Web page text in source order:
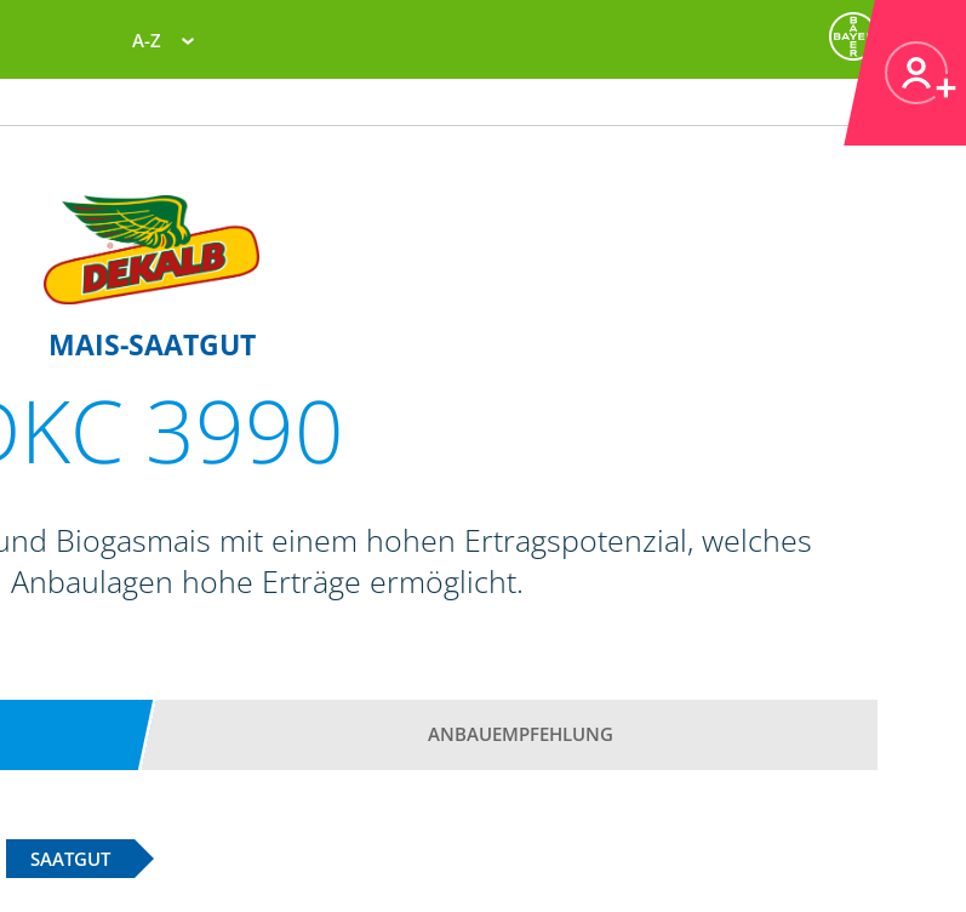
A-Z
MAIS-SAATGUT
3990
Biogasmais mit einem hohen Ertragspotenzial, welches
hohe Erträge ermöglicht.
ANBAUEMPFEHLUNG
SAATGUT